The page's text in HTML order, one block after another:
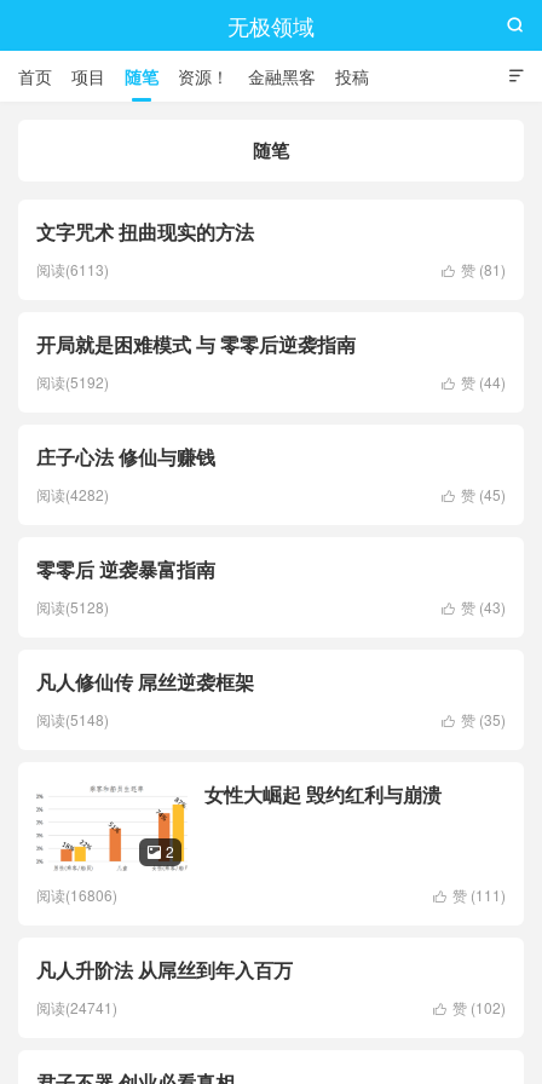
无极领域

首页 项目 随笔 资源！ 金融黑客 投稿

随笔
文字咒术 扭曲现实的方法
 赞 (81)
阅读(6113)
开局就是困难模式 与 零零后逆袭指南
 赞 (44)
阅读(5192)
庄子心法 修仙与赚钱
 赞 (45)
阅读(4282)
零零后 逆袭暴富指南
 赞 (43)
阅读(5128)
凡人修仙传 屌丝逆袭框架
 赞 (35)
阅读(5148)
女性大崛起 毁约红利与崩溃
 2
 赞 (111)
阅读(16806)
凡人升阶法 从屌丝到年入百万
 赞 (102)
阅读(24741)